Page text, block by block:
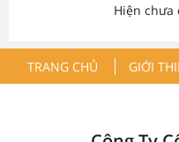
Hiện chưa
TRANG CHỦ GIỚI